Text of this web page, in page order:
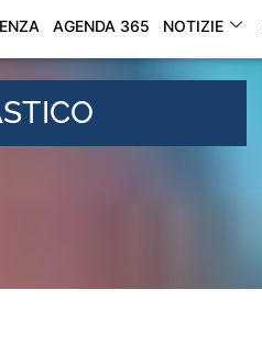
AGENDA 365 NOTIZIE